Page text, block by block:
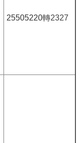
25505220轉2327